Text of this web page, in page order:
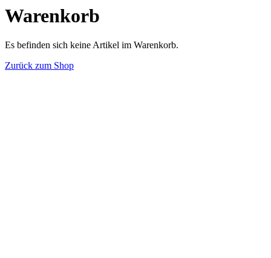
Warenkorb
Es befinden sich keine Artikel im Warenkorb.
Zurück zum Shop